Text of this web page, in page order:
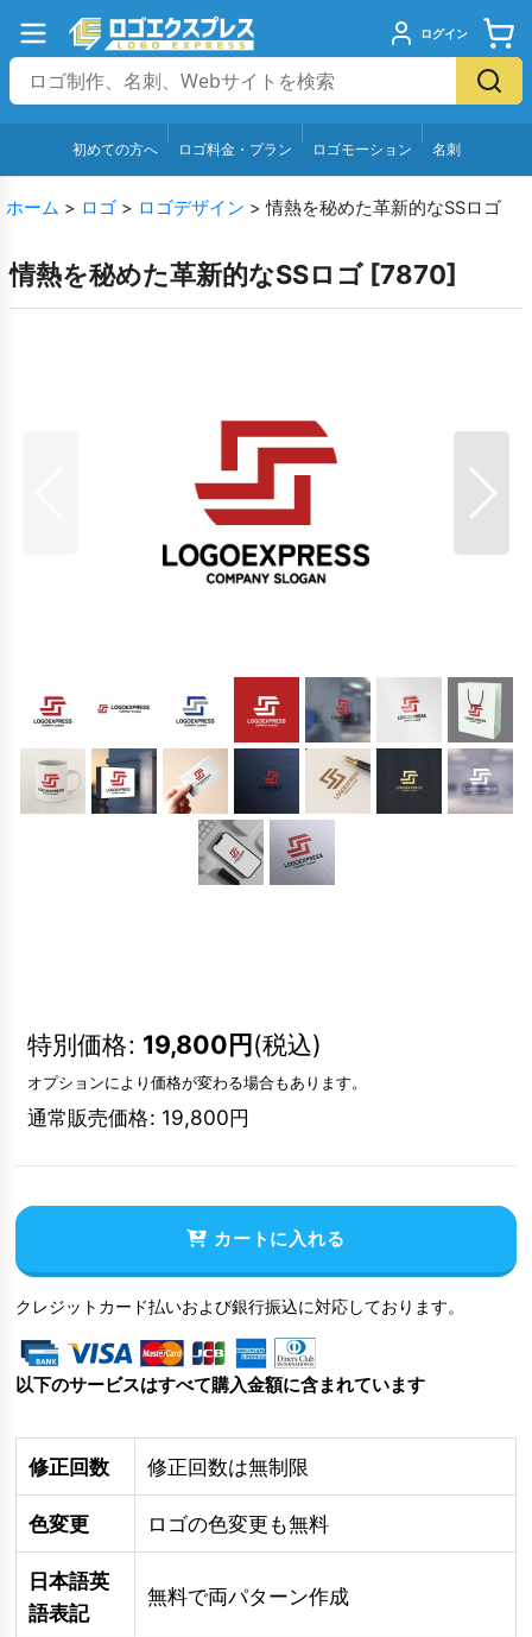
ログイン
初めての方へ ロゴ料金・プラン ロゴモーション 名刺
ホーム > ロゴ > ロゴデザイン > 情熱を秘めた革新的なSSロゴ
情熱を秘めた革新的なSSロゴ [7870]
特別価格: 19,800円(税込)
オプションにより価格が変わる場合もあります。
通常販売価格: 19,800円
カートに入れる
クレジットカード払いおよび銀行振込に対応しております。
以下のサービスはすべて購入金額に含まれています
修正回数 修正回数は無制限
色変更 ロゴの色変更も無料
日本語英
語表記
無料で両パターン作成